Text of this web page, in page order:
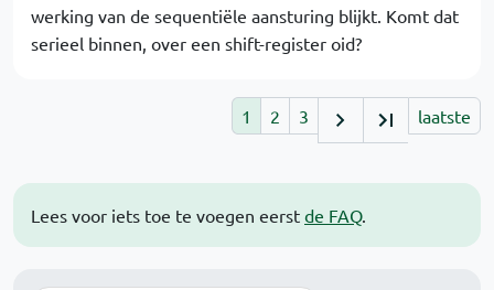
Lees voor iets toe te voegen eerst de FAQ.
werking van de sequentiële aansturing blijkt. Komt dat
serieel binnen, over een shift-register oid?
1 2 3 laatste